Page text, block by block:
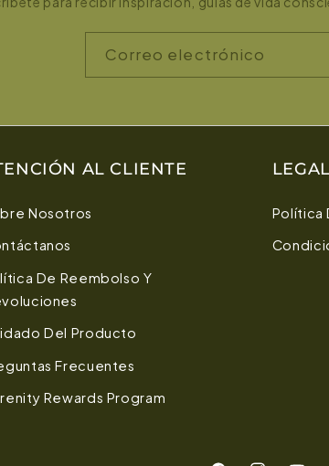
Correo electrónico
AL CLIENTE
Nosotros
De Reembolso Y
Del Producto
Frecuentes
Rewards Program
LEGAL
Política